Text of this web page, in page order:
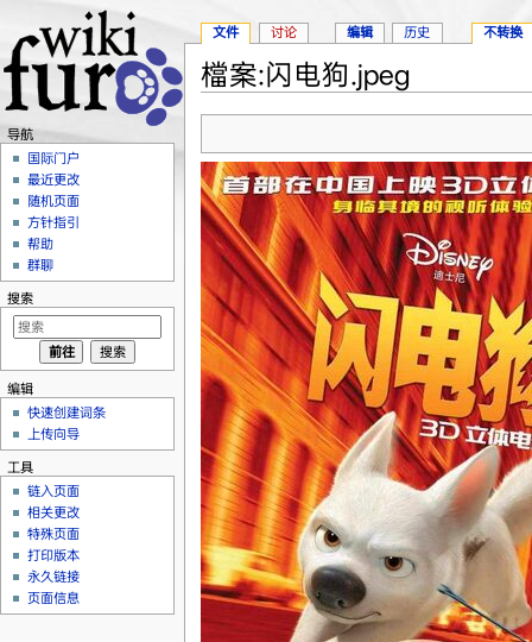
檔案:闪电狗.jpeg
文件 讨论 编辑 历史 不转换
导航
国际门户
最近更改
随机页面
方针指引
帮助
群聊
搜索
编辑
快速创建词条
上传向导
工具
链入页面
相关更改
特殊页面
打印版本
永久链接
页面信息